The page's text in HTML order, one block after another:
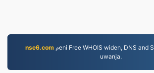
nse6.com
uwanja.